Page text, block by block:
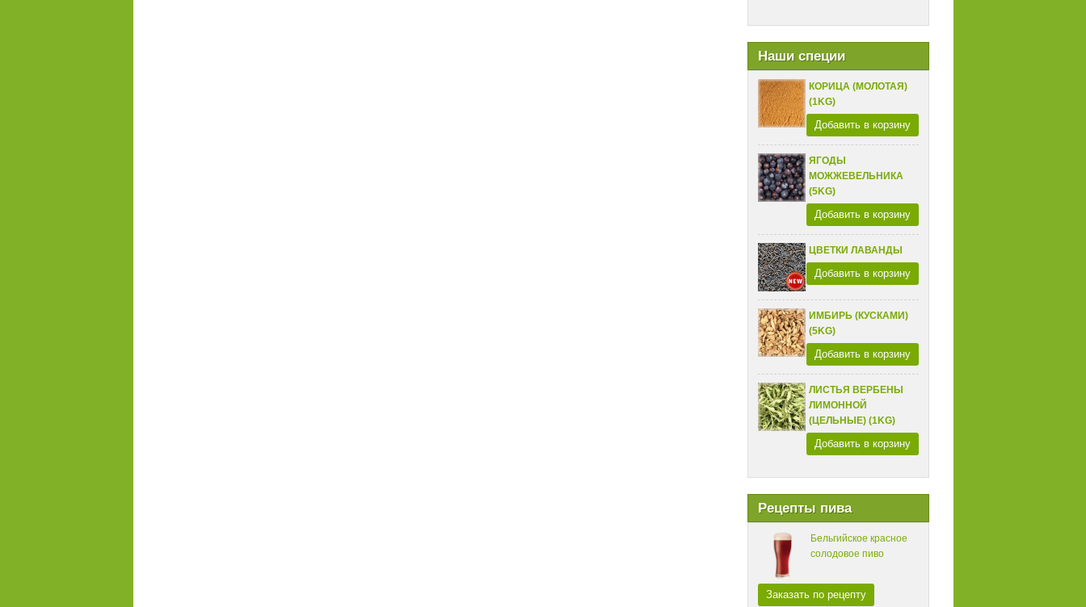
Наши специи
КОРИЦА (МОЛОТАЯ)
(1KG)
Добавить в корзину
ЯГОДЫ
МОЖЖЕВЕЛЬНИКА
(5KG)
Добавить в корзину
ЦВЕТКИ ЛАВАНДЫ
Добавить в корзину
ИМБИРЬ (КУСКАМИ)
(5KG)
Добавить в корзину
ЛИСТЬЯ ВЕРБЕНЫ
ЛИМОННОЙ
(ЦЕЛЬНЫЕ) (1KG)
Добавить в корзину
Рецепты пива
Бельгийское красное
солодовое пиво
Заказать по рецепту